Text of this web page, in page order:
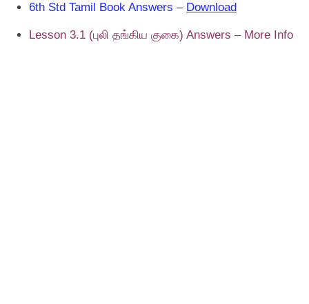
6th Std Tamil Book Answers – Download
Lesson 3.1 (புலி தங்கிய குகை) Answers – More Info